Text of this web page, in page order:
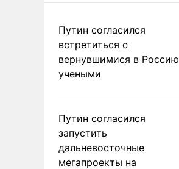
Путин согласился
встретиться с
вернувшимися в Россию
учеными
Путин согласился
запустить
дальневосточные
мегапроекты на